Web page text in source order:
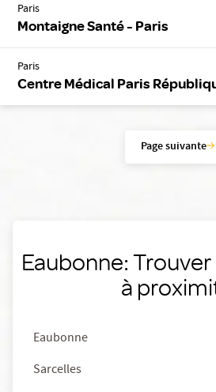
Paris
Montaigne Santé - Paris
Paris
Centre Médical Paris
Page suivante
Eaubonne:
à
Eaubonne
Sarcelles